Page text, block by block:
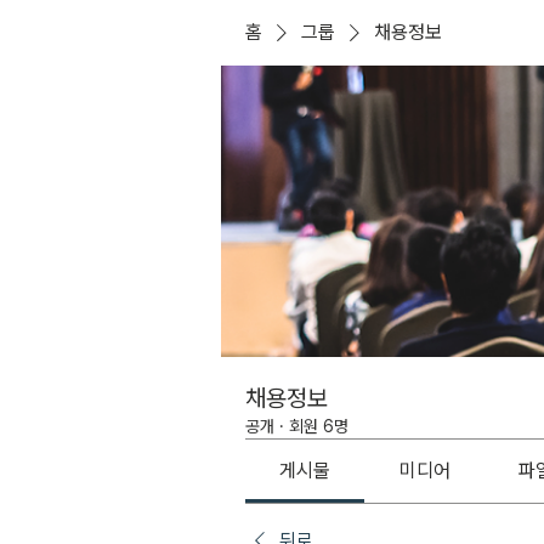
홈 그룹 채용정보
채용정보
공개 · 회원 6명
게시물 미디어 파